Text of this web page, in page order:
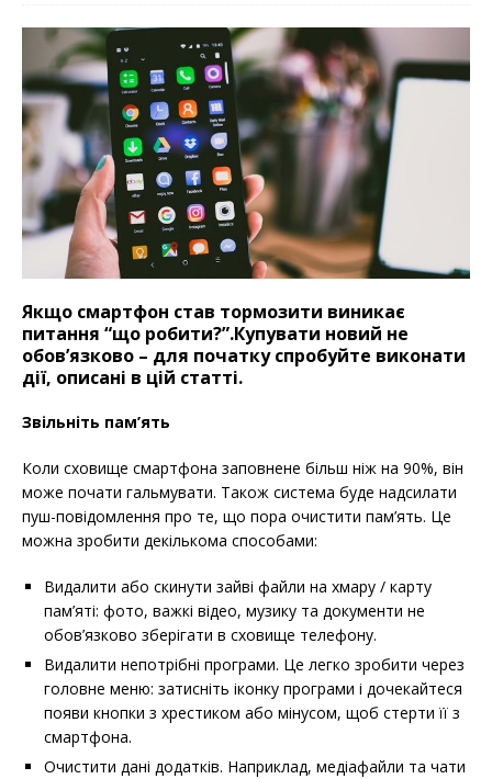
Якщо смартфон став тормозити виникає
питання “що робити?”.Купувати новий не
обов’язково – для початку спробуйте виконати
дії, описані в цій статті.
Звільніть пам’ять
Коли сховище смартфона заповнене більш ніж на 90%, він
може почати гальмувати. Також система буде надсилати
пуш-повідомлення про те, що пора очистити пам’ять. Це
можна зробити декількома способами:
Видалити або скинути зайві файли на хмару / карту
пам’яті: фото, важкі відео, музику та документи не
обов’язково зберігати в сховище телефону.
Видалити непотрібні програми. Це легко зробити через
головне меню: затисніть іконку програми і дочекайтеся
появи кнопки з хрестиком або мінусом, щоб стерти її з
смартфона.
Очистити дані додатків. Наприклад, медіафайли та чати